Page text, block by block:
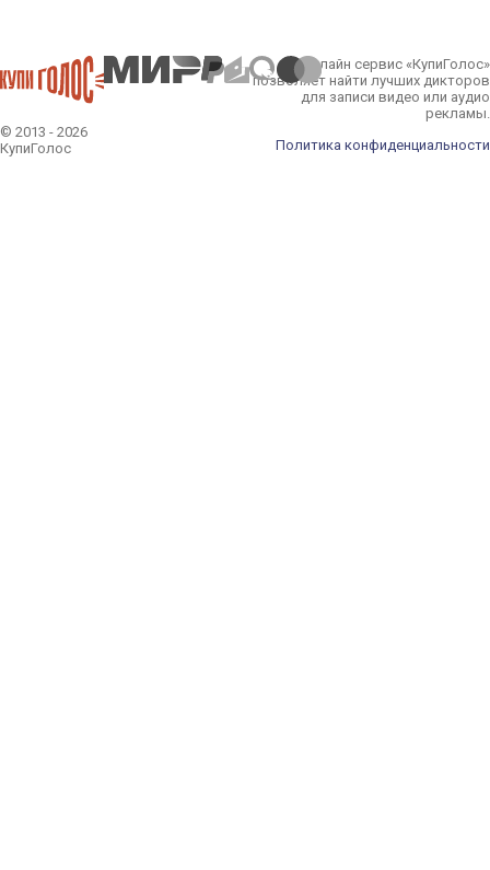
© 2013 - 2026
КупиГолос
Онлайн сервис «КупиГолос»
позволяет найти лучших дикторов
для записи видео или аудио
рекламы.
Политика конфиденциальности